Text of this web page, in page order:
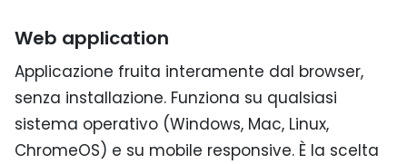
Web application
Applicazione fruita interamente dal browser,
senza installazione. Funziona su qualsiasi
sistema operativo (Windows, Mac, Linux,
ChromeOS) e su mobile responsive. È la scelta